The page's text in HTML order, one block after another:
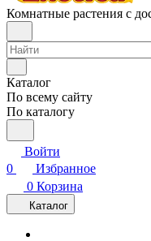
Комнатные растения с
Каталог
По всему сайту
По каталогу
Войти
0
Избранное
0 Корзина
Каталог